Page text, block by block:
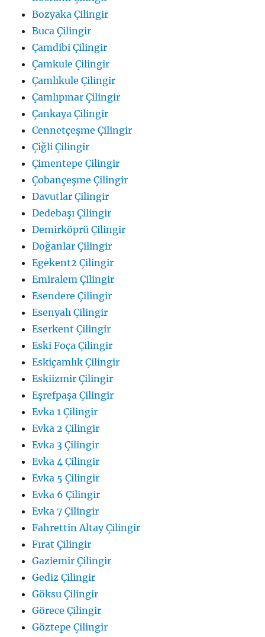
Bozyaka Çilingir
Buca Çilingir
Çamdibi Çilingir
Çamkule Çilingir
Çamlıkule Çilingir
Çamlıpınar Çilingir
Çankaya Çilingir
Cennetçeşme Çilingir
Çiğli Çilingir
Çimentepe Çilingir
Çobançeşme Çilingir
Davutlar Çilingir
Dedebaşı Çilingir
Demirköprü Çilingir
Doğanlar Çilingir
Egekent2 Çilingir
Emiralem Çilingir
Esendere Çilingir
Esenyalı Çilingir
Eserkent Çilingir
Eski Foça Çilingir
Eskiçamlık Çilingir
Eskiizmir Çilingir
Eşrefpaşa Çilingir
Evka 1 Çilingir
Evka 2 Çilingir
Evka 3 Çilingir
Evka 4 Çilingir
Evka 5 Çilingir
Evka 6 Çilingir
Evka 7 Çilingir
Fahrettin Altay Çilingir
Fırat Çilingir
Gaziemir Çilingir
Gediz Çilingir
Göksu Çilingir
Görece Çilingir
Göztepe Çilingir